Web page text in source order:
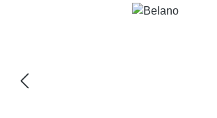
Bildergalerie überspringen